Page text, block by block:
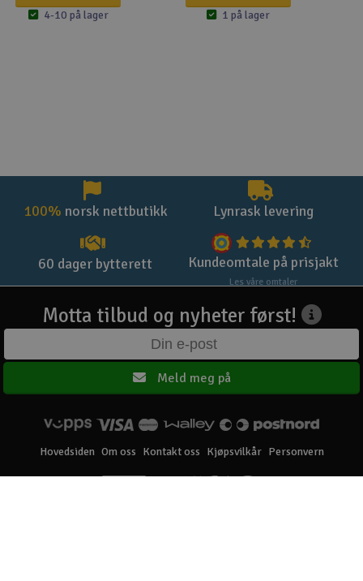
4-10 på lager 1 på lager
100% norsk nettbutikk Lynrask levering
60 dager bytterett Kundeomtale på prisjakt
Les våre omtaler
Motta tilbud og nyheter først!
Meld meg på
Hovedsiden Om oss Kontakt oss Kjøpsvilkår Personvern